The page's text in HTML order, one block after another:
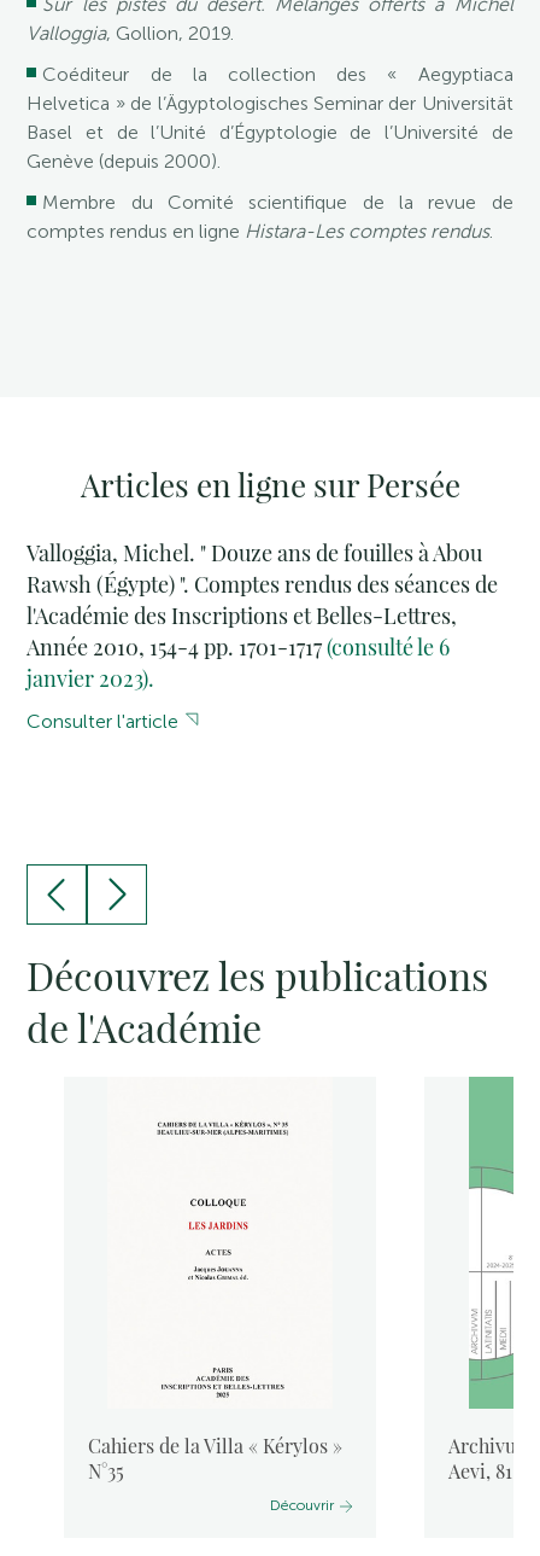
Valloggia, Gollion, 2019.
Coéditeur de la collection des « Aegyptiaca
Helvetica » de l’Ägyptologisches Seminar der Universität
Basel et de l’Unité d’Égyptologie de l’Université de
Genève (depuis 2000).
Membre du Comité scientifique de la revue de
comptes rendus en ligne Histara-Les comptes rendus.
Articles en ligne sur Persée
Valloggia, Michel. " Douze ans de fouilles à Abou
Rawsh (Égypte) ". Comptes rendus des séances de
l'Académie des Inscriptions et Belles-Lettres,
Année 2010, 154-4 pp. 1701-1717(consulté le 6
janvier 2023).
Consulter l'article
Découvrez les publications
de l'Académie
Cahiers de la Villa « Kérylos »
N°35
Découvrir
Aevi, 81,